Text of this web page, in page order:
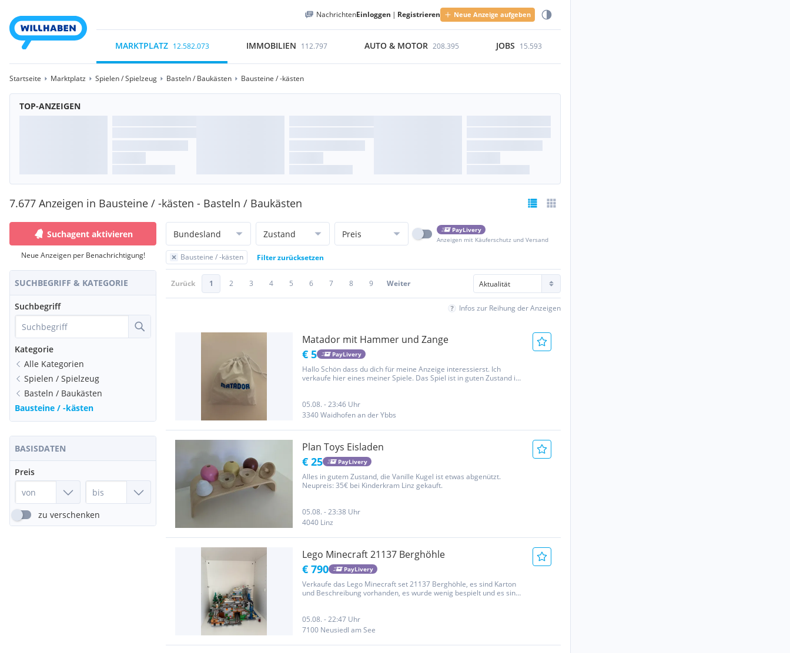
NachrichtenEinloggen | Registrieren Neue Anzeige aufgeben
MARKTPLATZ 12.582.073 IMMOBILIEN 112.797 AUTO & MOTOR 208.395 JOBS 15.593
Startseite Marktplatz Spielen / Spielzeug Basteln / Baukästen Bausteine / -kästen
TOP-ANZEIGEN
7.677 Anzeigen in Bausteine / -kästen - Basteln / Baukästen
Suchagent aktivieren
Neue Anzeigen per Benachrichtigung!
SUCHBEGRIFF & KATEGORIE
Suchbegriff
Kategorie
Alle Kategorien
Spielen / Spielzeug
Basteln / Baukästen
Bausteine / -kästen
BASISDATEN
Preis
zu verschenken
Bundesland Zustand Preis
PayLivery
Anzeigen mit Käuferschutz und Versand
Bausteine / -kästen Filter zurücksetzen
Zurück 1 2 3 4 5 6 7 8 9 Weiter
Infos zur Reihung der Anzeigen
Matador mit Hammer und Zange
€ 5 PayLivery
Hallo Schön dass du dich für meine Anzeige interessierst. Ich
verkaufe hier eines meiner Spiele. Das Spiel ist in guten Zustand in
05.08. - 23:46 Uhr
3340 Waidhofen an der Ybbs
Plan Toys Eisladen
€ 25 PayLivery
Alles in gutem Zustand, die Vanille Kugel ist etwas abgenützt.
Neupreis: 35€ bei Kinderkram Linz gekauft.
05.08. - 23:38 Uhr
4040 Linz
Lego Minecraft 21137 Berghöhle
€ 790 PayLivery
Verkaufe das Lego Minecraft set 21137 Berghöhle, es sind Karton
und Beschreibung vorhanden, es wurde wenig bespielt und es sind
05.08. - 22:47 Uhr
7100 Neusiedl am See